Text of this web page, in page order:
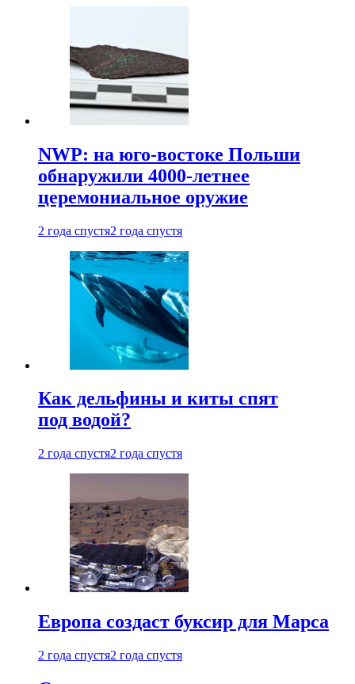
NWP: на юго-востоке Польши
обнаружили 4000-летнее
церемониальное оружие
2 года спустя2 года спустя
Как дельфины и киты спят
под водой?
2 года спустя2 года спустя
Европа создаст буксир для Марса
2 года спустя2 года спустя